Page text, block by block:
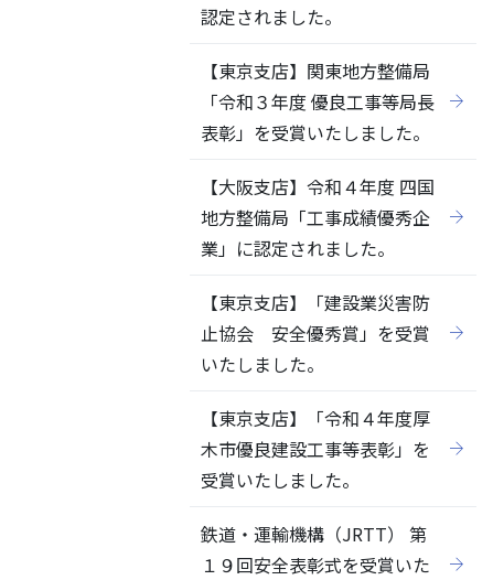
認定されました。
【東京支店】関東地方整備局
「令和３年度 優良工事等局長
表彰」を受賞いたしました。
【大阪支店】令和４年度 四国
地方整備局「工事成績優秀企
業」に認定されました。
【東京支店】「建設業災害防
止協会 安全優秀賞」を受賞
いたしました。
【東京支店】「令和４年度厚
木市優良建設工事等表彰」を
受賞いたしました。
鉄道・運輸機構（JRTT） 第
１９回安全表彰式を受賞いた